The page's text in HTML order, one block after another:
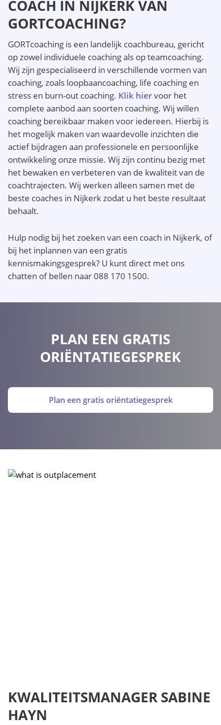
COACH IN NIJKERK VAN
GORTCOACHING?
GORTcoaching is een landelijk coachbureau, gericht
op zowel individuele coaching als op teamcoaching.
Wij zijn gespecialiseerd in verschillende vormen van
coaching, zoals loopbaancoaching, life coaching en
stress en burn-out coaching. Klik hiervoor het
complete aanbod aan soorten coaching. Wij willen
coaching bereikbaar maken voor iedereen. Hierbij is
het mogelijk maken van waardevolle inzichten die
actief bijdragen aan professionele en persoonlijke
ontwikkeling onze missie. Wij zijn continu bezig met
het bewaken en verbeteren van de kwaliteit van de
coachtrajecten. Wij werken alleen samen met de
beste coaches in Nijkerk zodat u het beste resultaat
behaalt.
Hulp nodig bij het zoeken van een coach in Nijkerk, of
bij het inplannen van een gratis
kennismakingsgesprek? U kunt direct met ons
chatten of bellen naar 088 170 1500.
PLAN EEN GRATIS
ORIËNTATIEGESPREK
Plan een gratis oriëntatiegesprek
KWALITEITSMANAGER SABINE
HAYN